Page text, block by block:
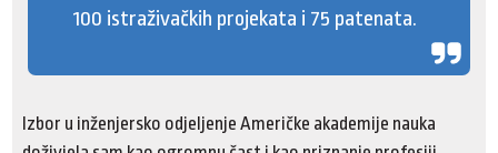
100 istraživačkih projekata i 75 patenata.
Izbor u inženjersko odjeljenje Američke akademije nauka